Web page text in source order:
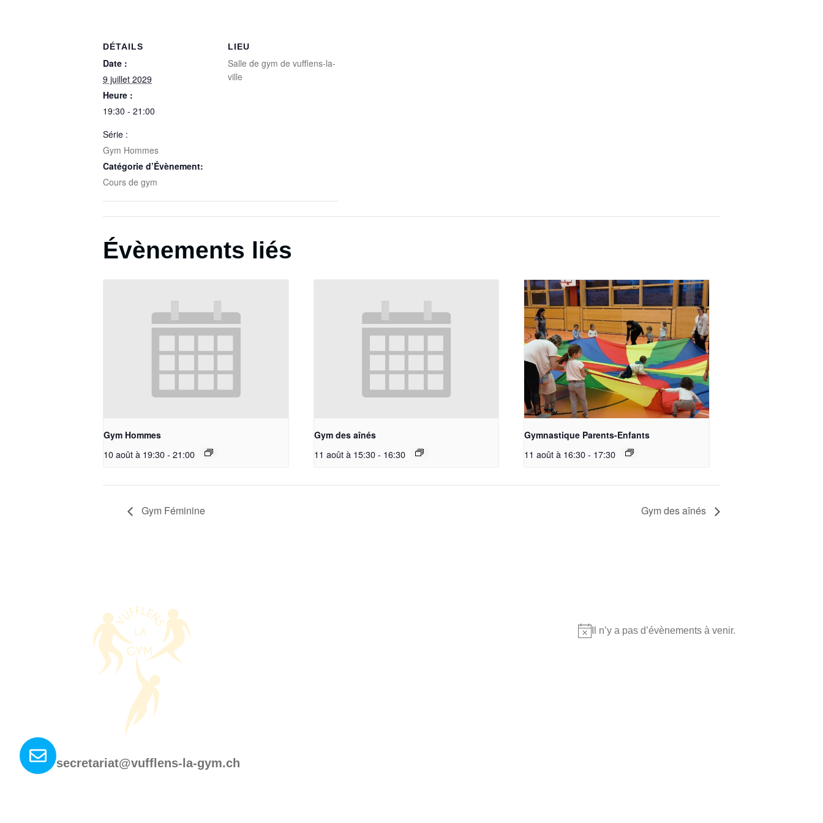
DÉTAILS
Date :
9 juillet 2029
Heure :
19:30 - 21:00
Série :
Gym Hommes
Catégorie d’Évènement:
Cours de gym
LIEU
Salle de gym de vufflens-la-
ville
Évènements liés
Gym Hommes
10 août à 19:30- 21:00
Gym des aînés
11 août à 15:30 - 16:30
Gymnastique Parents-Enfants
11 août à 16:30- 17:30
Gym Féminine Gym des aînés
secretariat@vufflens-la-gym.ch
Notice
Il n’y a pas d’évènements à venir.